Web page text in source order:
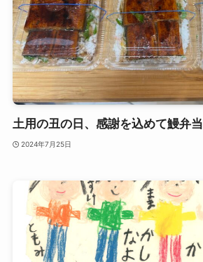
土用の丑の日、感謝を込めて鰻弁当
2024年7月25日